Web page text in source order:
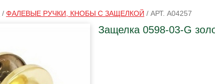
/ ФАЛЕВЫЕ РУЧКИ, КНОБЫ С ЗАЩЕЛКОЙ / АРТ. A04257
Защелка 0598-03-G